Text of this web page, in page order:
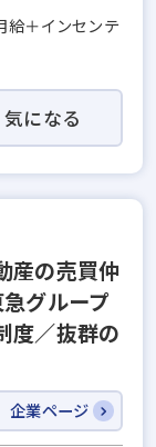
給＋インセンテ
気になる
の売買仲
グループ
度／抜群の
企業ページ